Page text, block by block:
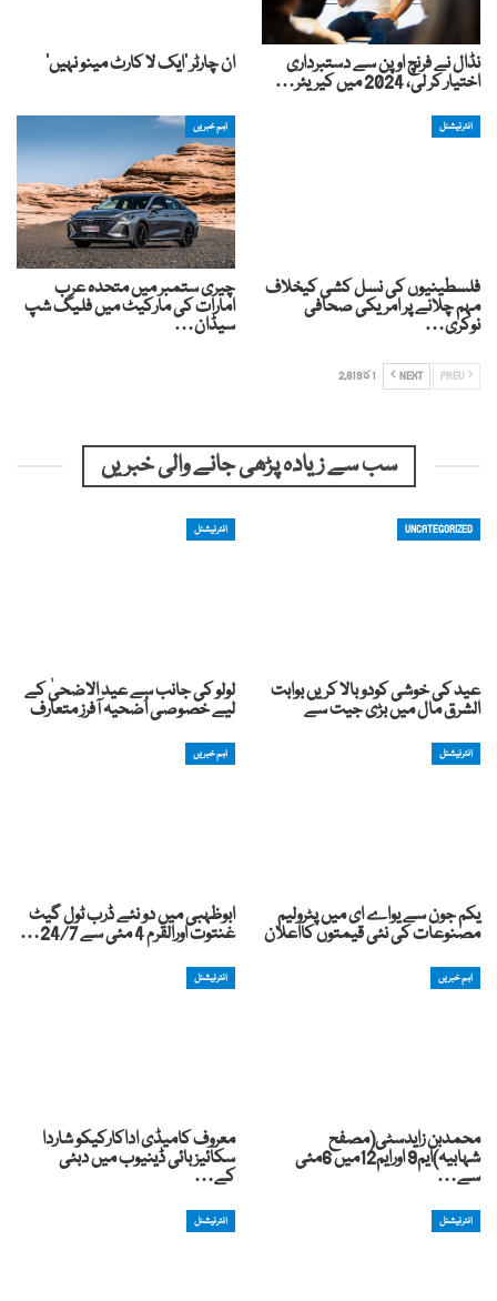
نڈال نے فرنچ اوپن سے دستبرداری
اختیار کر لی، 2024 میں کیریئر…
ان چارٹر ‘ایک لا کارٹ مینو نہیں’
انٹرنیشنل
فلسطینیوں کی نسل کشی کیخلاف
مہم چلانے پر امریکی صحافی
نوکری…
اہم خبریں
چیری ستمبر میں متحدہ عرب
امارات کی مارکیٹ میں فلیگ شپ
سیڈان…
NEXT 1 کا 2,819
سب سے زیادہ پڑھی جانے والی خبریں
UNCATEGORIZED
عید کی خوشی کودوبالا کریں بوابت
الشرق مال میں بڑی جیت سے
انٹرنیشنل
لولو کی جانب سے عید الاضحیٰ کے
لیے خصوصی اُضحیہ آفرز متعارف
انٹرنیشنل
یکم جون سے یواے ای میں پٹرولیم
مصنوعات کی نئی قیمتوں کااعلان
اہم خبریں
ابوظہبی میں دو نئے ڈرب ٹول گیٹ
غنتوت اورالقرم 4 مئی سے 24/7…
اہم خبریں
محمدبن زایدسٹی(مصفح
شہابیہ)ایم9 اورایم12میں 6مئی
سے…
انٹرنیشنل
معروف کامیڈی اداکارکیکو شاردا
سکائیز بائی ڈینیوب میں دبئی
کے…
انٹرنیشنل انٹرنیشنل